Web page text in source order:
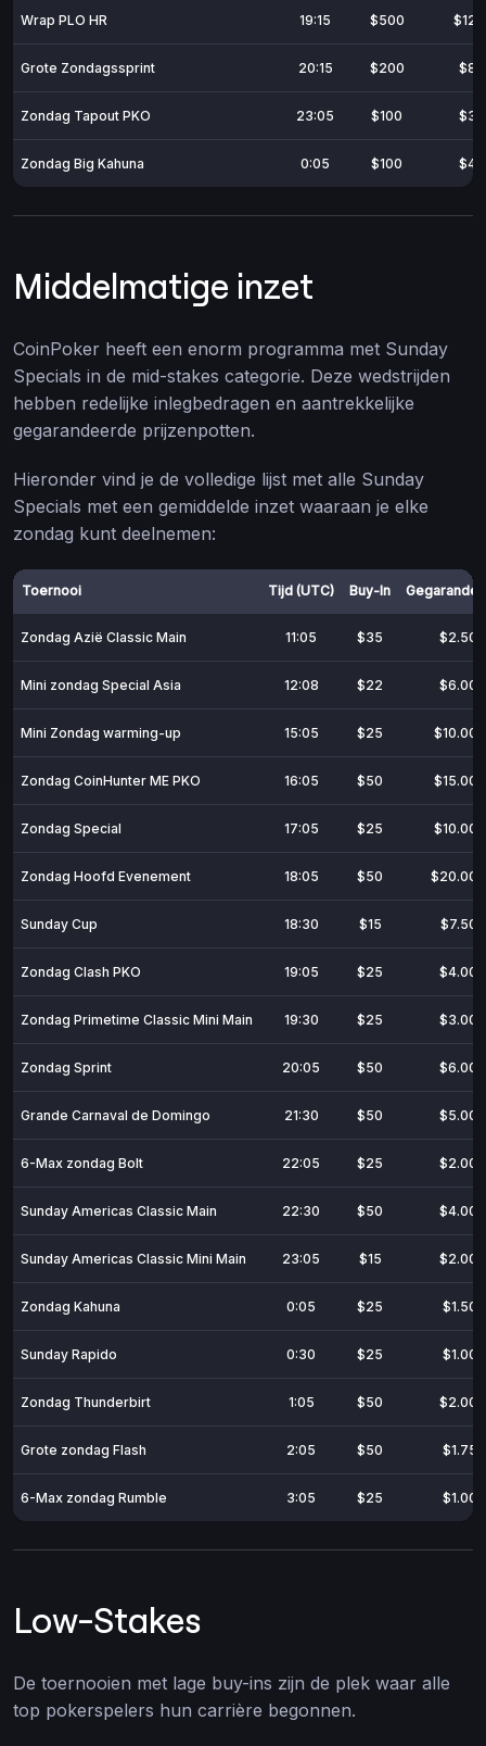
Wrap PLO HR 19:15 $500
Grote Zondagssprint 20:15 $200
Zondag Tapout PKO 23:05 $100
Zondag Big Kahuna 0:05 $100
Middelmatige inzet
CoinPoker heeft een enorm programma met Sunday
Specials in de mid-stakes categorie. Deze wedstrijden
hebben redelijke inlegbedragen en aantrekkelijke
gegarandeerde prijzenpotten.
Hieronder vind je de volledige lijst met alle Sunday
Specials met een gemiddelde inzet waaraan je elke
zondag kunt deelnemen:
Toernooi Tijd (UTC) Buy-In
Zondag Azië Classic Main 11:05 $35 $2.500
Mini zondag Special Asia 12:08 $22 $6.000
Mini Zondag warming-up 15:05 $25 $10.000
Zondag CoinHunter ME PKO 16:05 $50 $15.000
Zondag Special 17:05 $25 $10.000
Zondag Hoofd Evenement 18:05 $50 $20.000
Sunday Cup 18:30 $15 $7.500
Zondag Clash PKO 19:05 $25 $4.000
Zondag Primetime Classic Mini Main 19:30 $25 $3.000
Zondag Sprint 20:05 $50 $6.000
Grande Carnaval de Domingo 21:30 $50 $5.000
6-Max zondag Bolt 22:05 $25 $2.000
Sunday Americas Classic Main 22:30 $50 $4.000
Sunday Americas Classic Mini Main 23:05 $15 $2.000
Zondag Kahuna 0:05 $25 $1.500
Sunday Rapido 0:30 $25 $1.000
Zondag Thunderbirt 1:05 $50 $2.000
Grote zondag Flash 2:05 $50 $1.750
6-Max zondag Rumble 3:05 $25 $1.000
Low-Stakes
De toernooien met lage buy-ins zijn de plek waar alle
top pokerspelers hun carrière begonnen.